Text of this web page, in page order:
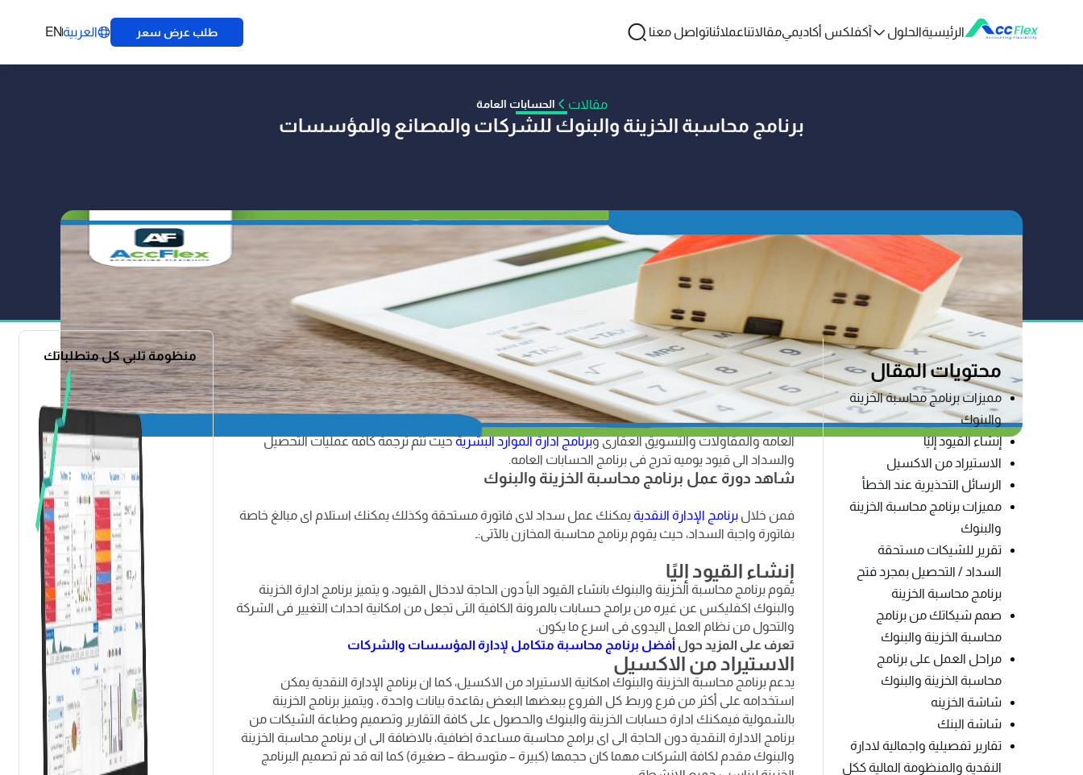
EN العربية طلب عرض سعر تواصل معناعملائنامقالاتناآكفلكس أكاديمي الحلولالرئيسية
مقالات الحسابات العامة
برنامج محاسبة الخزينة والبنوك للشركات والمصانع والمؤسسات
محتويات المقال
مميزات برنامج محاسبة الخزينة
والبنوك
إنشاء القيود إليًا
الاستيراد من الاكسيل
الرسائل التحذيرية عند الخطأ
مميزات برنامج محاسبة الخزينة
والبنوك
تقرير للشيكات مستحقة
السداد / التحصيل بمجرد فتح
برنامج محاسبة الخزينة
صمم شيكاتك من برنامج
محاسبة الخزينة والبنوك
مراحل العمل على برنامج
محاسبة الخزينة والبنوك
شاشة الخزينه
شاشة البنك
تقارير تفصيلية واجمالية لادارة
النقدية والمنظومة المالية ككل
تم النشر بواسطة محمود على08 مارس 2021
مميزات برنامج محاسبة الخزينة والبنوك
يختص برنامج محاسبة الخزينه والبنوك الذي يعمل بنظام ERP software بمعالجة عمليات التحصيل والسداد
سواء كانت نقدا أو من خلال أوراق القبض والدفع الشيكات والتحكم فى حركة النقدية والبنوك.
ويعمل برنامج محاسبة الخزينه والبنوك بشكل مترابط ومتكامل مع
العامه والمقاولات والتسويق العقارى وبرنامج ادارة الموارد البشريةحيث تتم ترجمة كافه عمليات التحصيل
والسداد الى قيود يوميه تدرج فى برنامج الحسابات العامه.
شاهد دورة عمل برنامج محاسبة الخزينة والبنوك
فمن خلالبرنامج الإدارة النقدية يمكنك عمل سداد لاى فاتورة مستحقة وكذلك يمكنك استلام اى مبالغ خاصة
بفاتورة واجبة السداد، حيث يقوم برنامج محاسبة المخازن بالآتى:ـ
إنشاء القيود إليًا
يقوم برنامج محاسبة الخزينة والبنوك بانشاء القيود الياً دون الحاجة لادخال القيود، و يتميز برنامج ادارة الخزينة
والبنوك اكفليكس عن غيره من برامج حسابات بالمرونة الكافية التى تجعل من امكانية احداث التغيير فى الشركة
والتحول من نظام العمل اليدوى فى اسرع ما يكون.
تعرف على المزيد حول أفضل برنامج محاسبة متكامل لإدارة المؤسسات والشركات
الاستيراد من الاكسيل
يدعم برنامج محاسبة الخزينة والبنوك امكانية الاستيراد من الاكسيل، كما ان برنامج الإدارة النقدية يمكن
استخدامه على أكثر من فرع وربط كل الفروع ببعضها البعض بقاعدة بيانات واحدة ، ويتميز برنامج الخزينة
بالشمولية فيمكنك ادارة حسابات الخزينة والبنوك والحصول على كافة التقارير وتصميم وطباعة الشيكات من
برنامج الادارة النقدية دون الحاجة الى اى برامج محاسبة مساعدة اضافية، بالاضافة الى ان برنامج محاسبة الخزينة
والبنوك مقدم لكافة الشركات مهما كان حجمها (كبيرة – متوسطة – صغيرة) كما انه قد تم تصميم البرنامج
منظومة تلبي كل متطلباتك